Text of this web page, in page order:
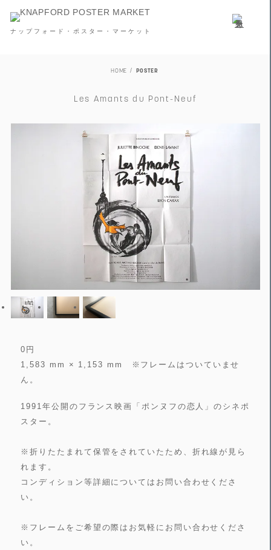
ナップフォード・ポスター・マーケット
HOME POSTER
Les Amants du Pont-Neuf
0 円
1,583 mm × 1,153 mm ※フレームはついていませ
ん。
1991年公開のフランス映画「ポンヌフの恋人」のシネポ
スター。
※折りたたまれて保管をされていたため、折れ線が見ら
れます。
コンディション等詳細についてはお問い合わせくださ
い。
※フレームをご希望の際はお気軽にお問い合わせくださ
い。